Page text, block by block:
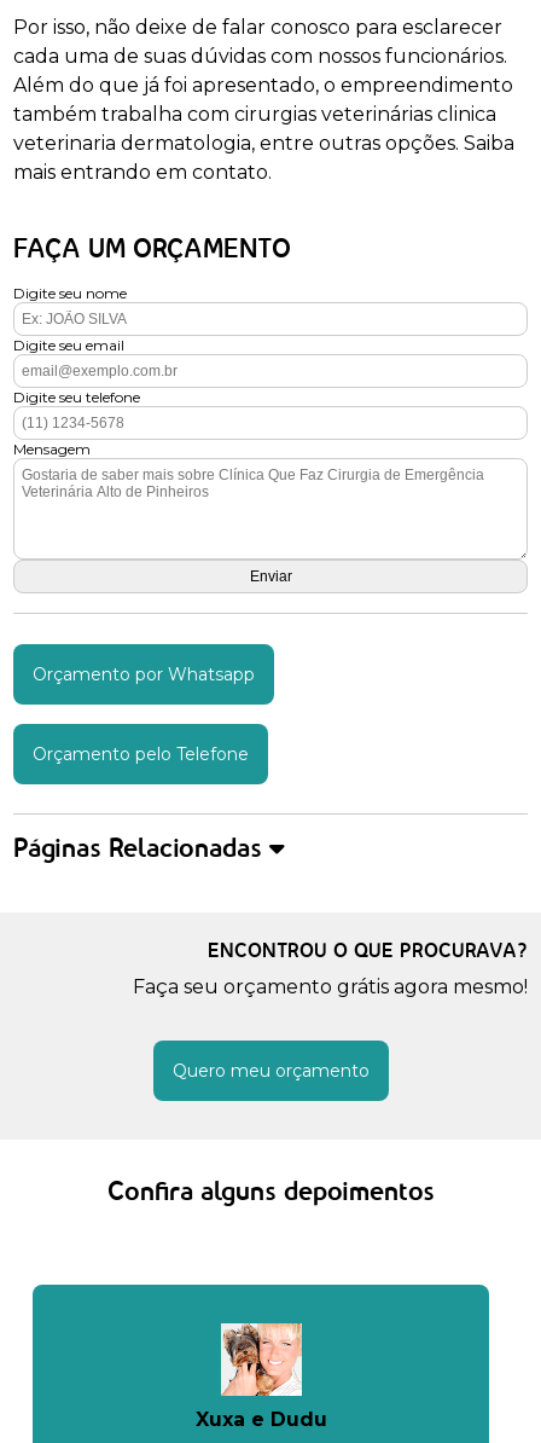
Por isso, não deixe de falar conosco para esclarecer
cada uma de suas dúvidas com nossos funcionários.
Além do que já foi apresentado, o empreendimento
também trabalha com cirurgias veterinárias clinica
veterinaria dermatologia, entre outras opções. Saiba
mais entrando em contato.
FAÇA UM ORÇAMENTO
Digite seu nome
Digite seu email
Digite seu telefone
Mensagem
Orçamento por Whatsapp
Orçamento pelo Telefone
Páginas Relacionadas
ENCONTROU O QUE PROCURAVA?
Faça seu orçamento grátis agora mesmo!
Quero meu orçamento
Confira alguns depoimentos
Xuxa e Dudu